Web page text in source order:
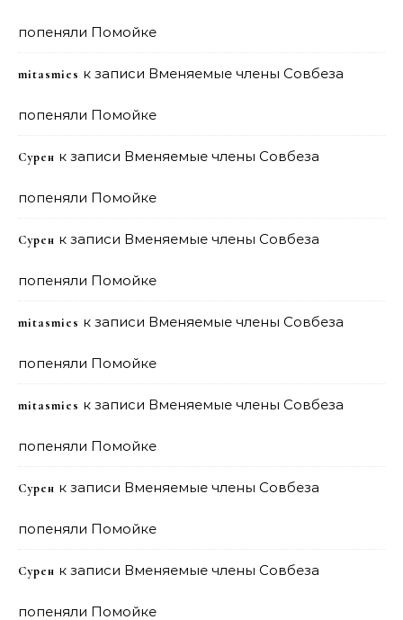
попеняли Помойке
mitasmies к записи Вменяемые члены Совбеза
попеняли Помойке
Сурен к записи Вменяемые члены Совбеза
попеняли Помойке
Сурен к записи Вменяемые члены Совбеза
попеняли Помойке
mitasmies к записи Вменяемые члены Совбеза
попеняли Помойке
mitasmies к записи Вменяемые члены Совбеза
попеняли Помойке
Сурен к записи Вменяемые члены Совбеза
попеняли Помойке
Сурен к записи Вменяемые члены Совбеза
попеняли Помойке